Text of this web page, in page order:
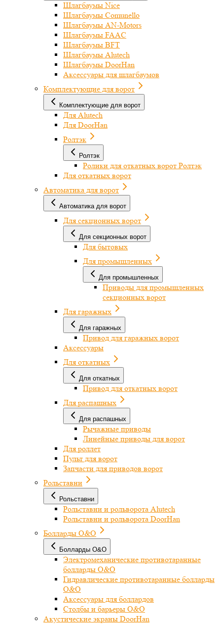
Шлагбаумы Nice
Шлагбаумы Comunello
Шлагбаумы AN-Motors
Шлагбаумы FAAC
Шлагбаумы BFT
Шлагбаумы Alutech
Шлагбаумы DoorHan
Аксессуары для шлагбаумов
Комплектующие для ворот
Комплектующие для ворот
Для Alutech
Для DoorHan
Ролтэк
Ролтэк
Ролики для откатных ворот Ролтэк
Для откатных ворот
Автоматика для ворот
Автоматика для ворот
Для секционных ворот
Для секционных ворот
Для бытовых
Для промышленных
Для промышленных
Приводы для промышленных
секционных ворот
Для гаражных
Для гаражных
Привод для гаражных ворот
Аксессуары
Для откатных
Для откатных
Привод для откатных ворот
Для распашных
Для распашных
Рычажные приводы
Линейные приводы для ворот
Для роллет
Пульт для ворот
Запчасти для приводов ворот
Рольставни
Рольставни
Рольставни и рольворота Alutech
Рольставни и рольворота DoorHan
Болларды O&O
Болларды O&O
Электромеханические противотаранные
болларды O&O
Гидравлические противотаранные болларды
O&O
Аксессуары для боллардов
Столбы и барьеры O&O
Акустические экраны DoorHan